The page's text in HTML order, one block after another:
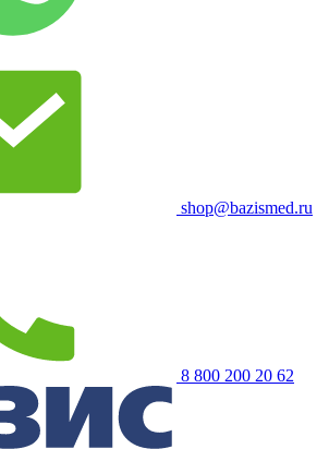
shop@bazismed.ru
8 800 200 20 62